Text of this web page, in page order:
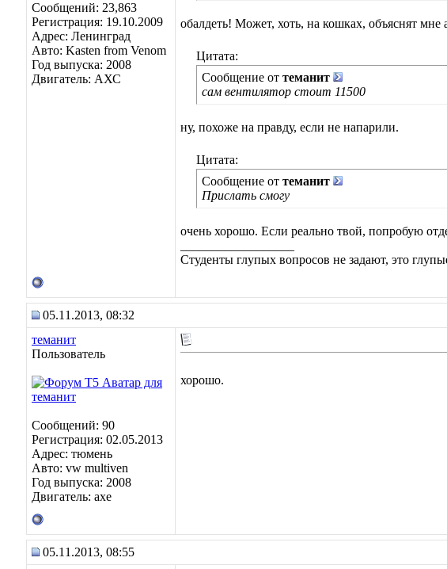
Сообщений: 23,863
Регистрация: 19.10.2009
Адрес: Ленинград
Авто: Kasten from Venom
Год выпуска: 2008
Двигатель: АХС
обалдеть! Может, хоть, на кошках, объяснят
Цитата:
Сообщение от теманит
сам вентилятор стоит 11500
ну, похоже на правду, если не напарили.
Цитата:
Сообщение от теманит
Прислать смогу
очень хорошо. Если реально твой, попробую
Студенты глупых вопросов не задают, это
05.11.2013, 08:32
теманит
Пользователь
Сообщений: 90
Регистрация: 02.05.2013
Адрес: тюмень
Авто: vw multiven
Год выпуска: 2008
Двигатель: axe
хорошо.
05.11.2013, 08:55